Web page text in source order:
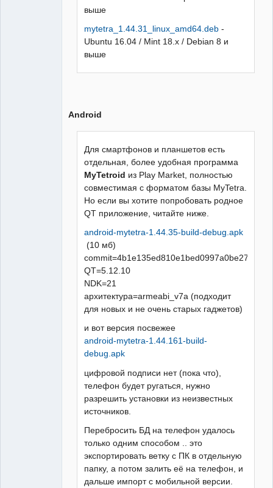
выше
mytetra_1.44.31_linux_amd64.deb -
Ubuntu 16.04 / Mint 18.x / Debian 8 и
выше
Android
Для смартфонов и планшетов есть
отдельная, более удобная программа
MyTetroid из Play Market, полностью
совместимая с форматом базы MyTetra.
Но если вы хотите попробовать родное
QT приложение, читайте ниже.
android-mytetra-1.44.35-build-debug.apk
(10 мб)
QT=5.12.10
NDK=21
архитектура=armeabi_v7a (подходит
для новых и не очень старых гаджетов)
и вот версия посвежее
android-mytetra-1.44.161-build-
debug.apk
цифровой подписи нет (пока что),
телефон будет ругаться, нужно
разрешить установки из неизвестных
источников.
Перебросить БД на телефон удалось
только одним способом .. это
экспортировать ветку с ПК в отдельную
папку, а потом залить её на телефон, и
дальше импорт с мобильной версии.